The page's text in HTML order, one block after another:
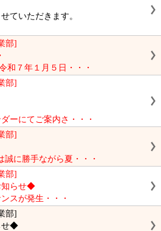
ていただきます。
部]
和７年１月５日・・・
部]
ーにてご案内さ・・・
部]
誠に勝手ながら夏・・・
部]
知らせ◆
スが発生・・・
部]
せ◆